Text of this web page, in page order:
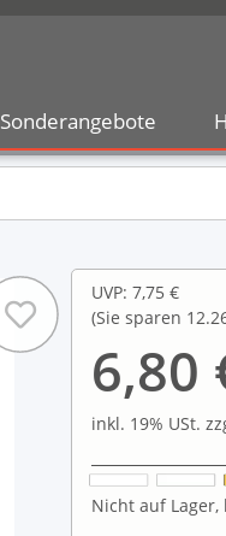
Sonderangebote
UVP:7,75 €
(Sie sparen
6,80
inkl. 19% USt.
Nicht auf